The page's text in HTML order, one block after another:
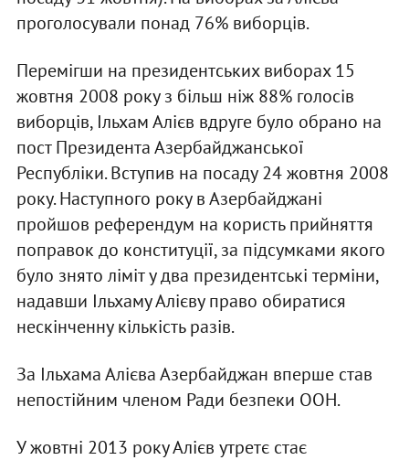
проголосували понад 76% виборців.
Перемігши на президентських виборах 15
жовтня 2008 року з більш ніж 88% голосів
виборців, Ільхам Алієв вдруге було обрано на
пост Президента Азербайджанської
Республіки. Вступив на посаду 24 жовтня 2008
року. Наступного року в Азербайджані
пройшов референдум на користь прийняття
поправок до конституції, за підсумками якого
було знято ліміт у два президентські терміни,
надавши Ільхаму Алієву право обиратися
нескінченну кількість разів.
За Ільхама Алієва Азербайджан вперше став
непостійним членом Ради безпеки ООН.
У жовтні 2013 року Алієв утретє стає